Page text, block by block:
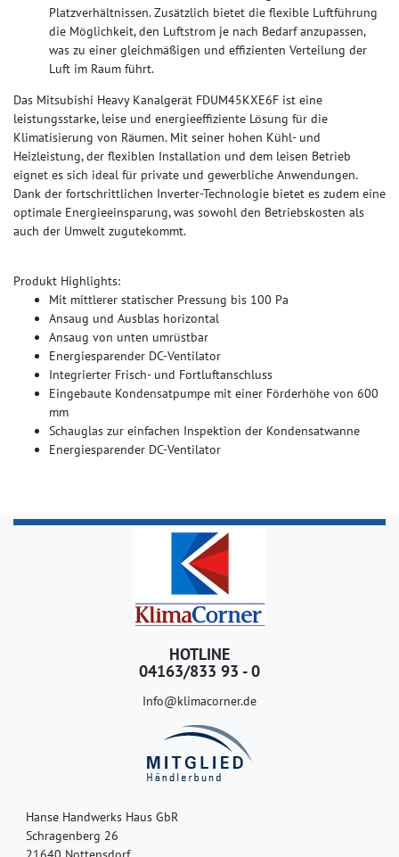
Platzverhältnissen. Zusätzlich bietet die flexible Luftführung
die Möglichkeit, den Luftstrom je nach Bedarf anzupassen,
was zu einer gleichmäßigen und effizienten Verteilung der
Luft im Raum führt.
Das Mitsubishi Heavy Kanalgerät FDUM45KXE6F ist eine
leistungsstarke, leise und energieeffiziente Lösung für die
Klimatisierung von Räumen. Mit seiner hohen Kühl- und
Heizleistung, der flexiblen Installation und dem leisen Betrieb
eignet es sich ideal für private und gewerbliche Anwendungen.
Dank der fortschrittlichen Inverter-Technologie bietet es zudem eine
optimale Energieeinsparung, was sowohl den Betriebskosten als
auch der Umwelt zugutekommt​.
Produkt Highlights:
Mit mittlerer statischer Pressung bis 100 Pa
Ansaug und Ausblas horizontal
Ansaug von unten umrüstbar
Energiesparender DC-Ventilator
Integrierter Frisch- und Fortluftanschluss
Eingebaute Kondensatpumpe mit einer Förderhöhe von 600
mm
Schauglas zur einfachen Inspektion der Kondensatwanne
Energiesparender DC-Ventilator
HOTLINE
04163/833 93 - 0
Info@klimacorner.de
Hanse Handwerks Haus GbR
Schragenberg 26